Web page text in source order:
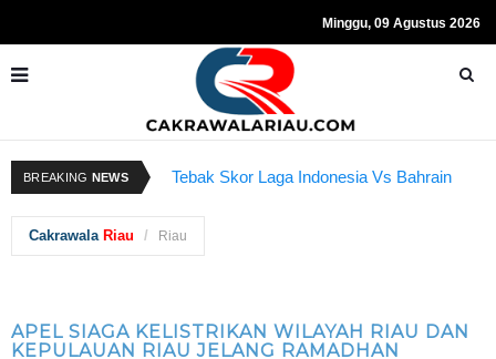
Minggu, 09 Agustus 2026
BREAKING NEWS
Tebak Skor Laga Indonesia Vs Bahrain
Resmi Ditahan KPK, Hasto Kristiyanto
Sempat Teriakkan Kata "Merdeka"
Cakrawala Riau Riau
APEL SIAGA KELISTRIKAN WILAYAH RIAU DAN
KEPULAUAN RIAU JELANG RAMADHAN